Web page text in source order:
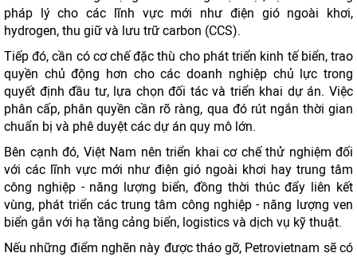
pháp lý cho các lĩnh vực mới như điện gió ngoài khơi,
hydrogen, thu giữ và lưu trữ carbon (CCS).
Tiếp đó, cần có cơ chế đặc thù cho phát triển kinh tế biển, trao
quyền chủ động hơn cho các doanh nghiệp chủ lực trong
quyết định đầu tư, lựa chọn đối tác và triển khai dự án. Việc
phân cấp, phân quyền cần rõ ràng, qua đó rút ngắn thời gian
chuẩn bị và phê duyệt các dự án quy mô lớn.
Bên cạnh đó, Việt Nam nên triển khai cơ chế thử nghiệm đối
với các lĩnh vực mới như điện gió ngoài khơi hay trung tâm
công nghiệp - năng lượng biển, đồng thời thúc đẩy liên kết
vùng, phát triển các trung tâm công nghiệp - năng lượng ven
biển gắn với hạ tầng cảng biển, logistics và dịch vụ kỹ thuật.
Nếu những điểm nghẽn này được tháo gỡ, Petrovietnam sẽ có